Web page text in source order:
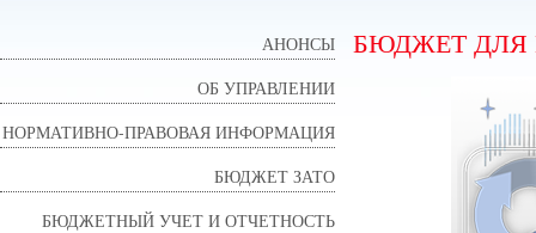
БЮДЖЕТ ДЛЯ
АНОНСЫ
ОБ УПРАВЛЕНИИ
НОРМАТИВНО-ПРАВОВАЯ ИНФОРМАЦИЯ
БЮДЖЕТ ЗАТО
БЮДЖЕТНЫЙ УЧЕТ И ОТЧЕТНОСТЬ